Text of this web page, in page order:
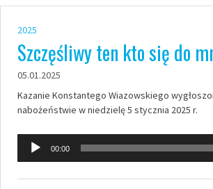
2025
Szczęśliwy ten kto się do
05.01.2025
Kazanie Konstantego Wiazowskiego
nabożeństwie w niedzielę 5 stycznia 2025 r.
Odtwarzacz
plików
dźwiękowych
00:00